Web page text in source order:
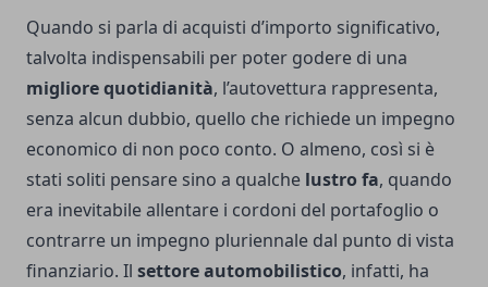
Quando si parla di acquisti d’importo significativo,
talvolta indispensabili per poter godere di una
migliore quotidianità, l’autovettura rappresenta,
senza alcun dubbio, quello che richiede un impegno
economico di non poco conto. O almeno, così si è
stati soliti pensare sino a qualche lustro fa, quando
era inevitabile allentare i cordoni del portafoglio o
contrarre un impegno pluriennale dal punto di vista
finanziario. Il settore automobilistico, infatti, ha